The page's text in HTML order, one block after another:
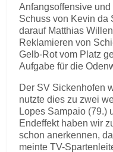
Anfangsoffensive
Schuss von Kevin da
darauf Matthias
Reklamieren von
Gelb-Rot vom Platz
Aufgabe für die
Der SV Sickenhofen
nutzte dies zu zwei
Lopes Sampaio (79.)
Endeffekt haben wir
schon anerkennen,
meinte TV-